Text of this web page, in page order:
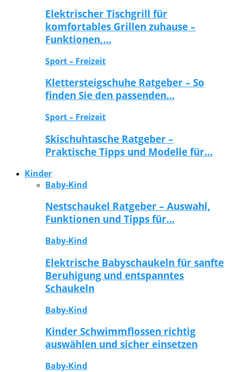
Elektrischer Tischgrill für
komfortables Grillen zuhause –
Funktionen,…
Sport – Freizeit
Klettersteigschuhe Ratgeber – So
finden Sie den passenden…
Sport – Freizeit
Skischuhtasche Ratgeber –
Praktische Tipps und Modelle für…
Kinder
Baby-Kind
Nestschaukel Ratgeber – Auswahl,
Funktionen und Tipps für…
Baby-Kind
Elektrische Babyschaukeln für sanfte
Beruhigung und entspanntes
Schaukeln
Baby-Kind
Kinder Schwimmflossen richtig
auswählen und sicher einsetzen
Baby-Kind